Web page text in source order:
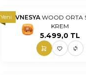
YeniEVNESYA WOOD ORTA
KREM
5.499,0TL